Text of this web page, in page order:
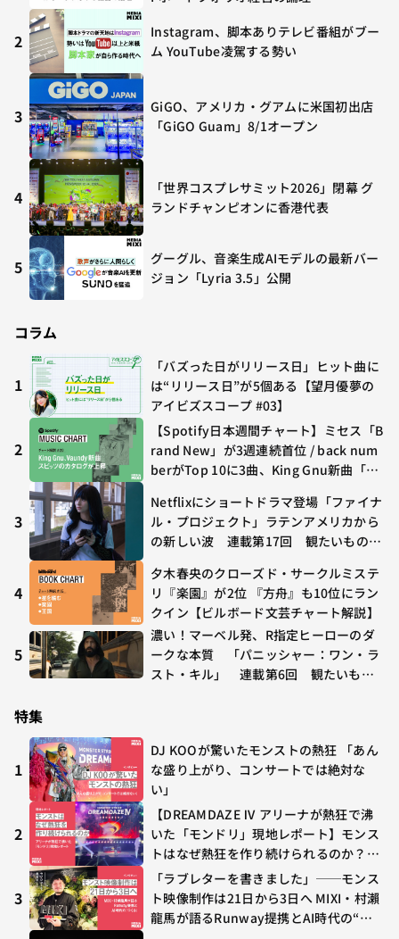
2
Instagram、脚本ありテレビ番組がブー
ム YouTube凌駕する勢い
3
GiGO、アメリカ・グアムに米国初出店
「GiGO Guam」8/1オープン
4
「世界コスプレサミット2026」閉幕 グ
ランドチャンピオンに香港代表
5
グーグル、音楽生成AIモデルの最新バー
ジョン「Lyria 3.5」公開
コラム
1
「バズった日がリリース日」ヒット曲に
は“リリース日”が5個ある【望月優夢の
アイビズスコープ #03】
2
【Spotify日本週間チャート】ミセス「B
rand New」が3週連続首位 / back num
berがTop 10に3曲、King Gnu新曲「G
年7/24〜7/30
3
Netflixにショートドラマ登場「ファイナ
ル・プロジェクト」ラテンアメリカから
の新しい波 連載第17回 観たいものが
4
夕木春央のクローズド・サークルミステ
リ『楽園』が2位 『方舟』も10位にラン
クイン【ビルボード文芸チャート解説】
5
濃い！マーベル発、R指定ヒーローのダ
ークな本質 「パニッシャー：ワン・ラ
スト・キル」 連載第6回 観たいもの
特集
1
DJ KOOが驚いたモンストの熱狂 「あん
な盛り上がり、コンサートでは絶対な
い」
2
【DREAMDAZE Ⅳ アリーナが熱狂で沸
いた「モンドリ」現地レポート】モンス
トはなぜ熱狂を作り続けられるのか？コ
ラボ初の“真獣神化”やDJ KOO、てつ
や、兎田ぺこら、壱百満天原サロメらも
集結
3
「ラブレターを書きました」──モンス
ト映像制作は21日から3日へ MIXI・村瀨
龍馬が語るRunway提携とAI時代の“つ